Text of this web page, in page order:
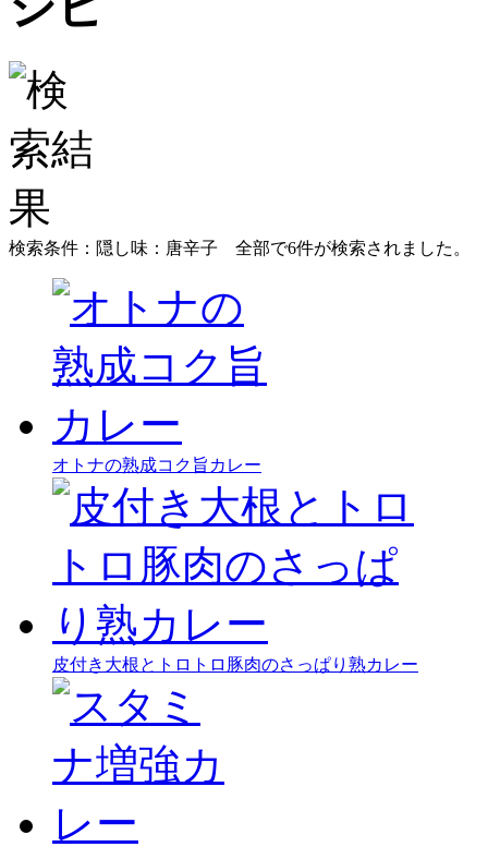
検索条件：隠し味：唐辛子 全部で6件が検索されました。
オトナの熟成コク旨カレー
皮付き大根とトロトロ豚肉のさっぱり熟カレー